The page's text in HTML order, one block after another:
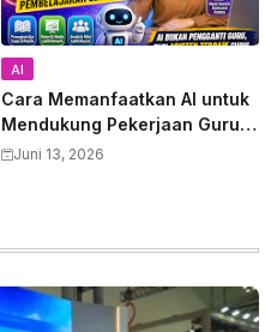
AI
Cara Memanfaatkan AI untuk
Mendukung Pekerjaan Guru:
Panduan Lengkap
Juni 13, 2026